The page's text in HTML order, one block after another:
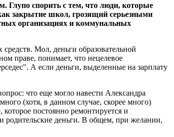
Глупо спорить с тем, что люди, которые
закрытие школ, грозящий серьезными
организациях и коммунальных
Мол, деньги образовательной
праве, понимает, что нецелевое
А если деньги, выделенные на зарплату
что еще могло навести Александра
(хотя, в данном случае, скорее много)
постоянно ремонтируется и
родительские деньги. В общем, при желании,